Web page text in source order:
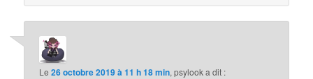
Le26 octobre 2019 à 11 h 18 min,psylooka dit :